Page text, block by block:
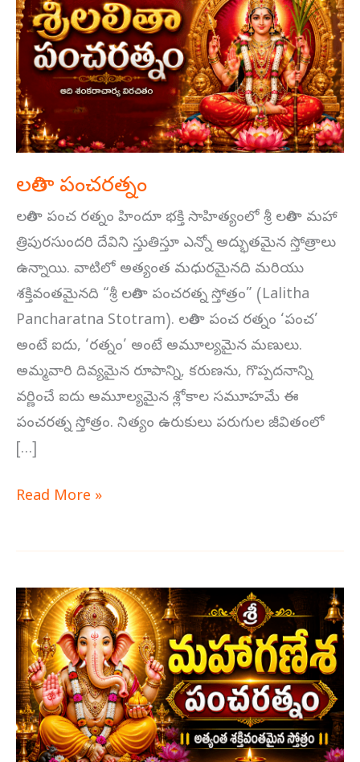
లలితా పంచరత్నం
లలితా పంచ రత్నం హిందూ భక్తి సాహిత్యంలో శ్రీ లలితా మహా
త్రిపురసుందరి దేవిని స్తుతిస్తూ ఎన్నో అద్భుతమైన స్తోత్రాలు
ఉన్నాయి. వాటిలో అత్యంత మధురమైనది మరియు
శక్తివంతమైనది “శ్రీ లలితా పంచరత్న స్తోత్రం” (Lalitha
Pancharatna Stotram). లలితా పంచ రత్నం ‘పంచ’
అంటే ఐదు, ‘రత్నం’ అంటే అమూల్యమైన మణులు.
అమ్మవారి దివ్యమైన రూపాన్ని, కరుణను, గొప్పదనాన్ని
వర్ణించే ఐదు అమూల్యమైన శ్లోకాల సమూహమే ఈ
పంచరత్న స్తోత్రం. నిత్యం ఉరుకులు పరుగుల జీవితంలో
[…]
పంచరత్నం
Read More »
శ్రీ
మహాగణేశ
పంచరత్నం